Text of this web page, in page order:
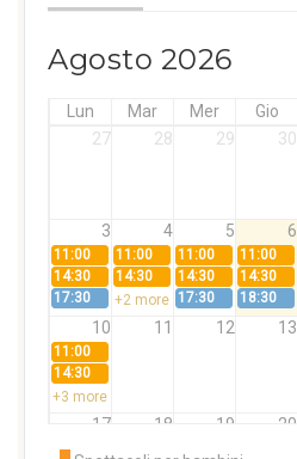
Agosto 2026
Lun Mar Mer Gio
27
28 29 30
3 4 5 6
11:00 11:00 11:00 11:00
14:30
14:30 14:30 14:30
17:30
+2 more 17:30 18:30
10 11 12 13
11:00
14:30
+3 more
17 18 19 20
11:00